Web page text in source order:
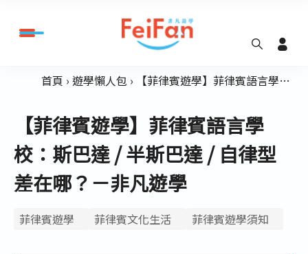
首頁 遊學懶人包 【菲律賓遊學】菲律賓語言學校：斯巴達 / 半斯巴達 / 自律型 差在哪？－非凡遊學
【菲律賓遊學】菲律賓語言學
校：斯巴達 / 半斯巴達 / 自律型
差在哪？－非凡遊學
菲律賓遊學 菲律賓文化生活 菲律賓遊學須知